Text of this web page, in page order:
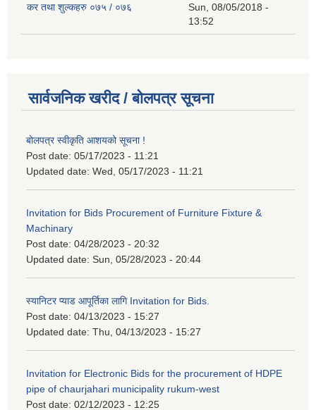
कर तथा शुल्कहरु ०७५ / ०७६
Sun, 08/05/2018 -
13:52
सार्वजनिक खरीद / बोलपत्र सूचना
बोलपत्र स्वीकृति आशयको सूचना !
Post date: 05/17/2023 - 11:21
Updated date: Wed, 05/17/2023 - 11:21
Invitation for Bids Procurement of Furniture Fixture &
Machinary
Post date: 04/28/2023 - 20:32
Updated date: Sun, 05/28/2023 - 20:44
स्यानिटर प्याड आपूर्तिका लागि Invitation for Bids.
Post date: 04/13/2023 - 15:27
Updated date: Thu, 04/13/2023 - 15:27
Invitation for Electronic Bids for the procurement of HDPE
pipe of chaurjahari municipality rukum-west
Post date: 02/12/2023 - 12:25